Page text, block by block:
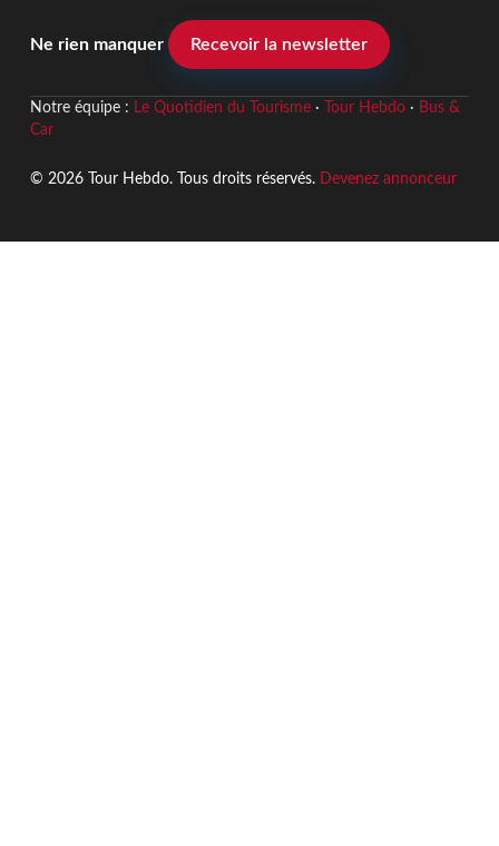
Ne rien manquer Recevoir la newsletter
Notre équipe : Le Quotidien du Tourisme· Tour Hebdo· Bus &
Car
© 2026 Tour Hebdo. Tous droits réservés. Devenez annonceur